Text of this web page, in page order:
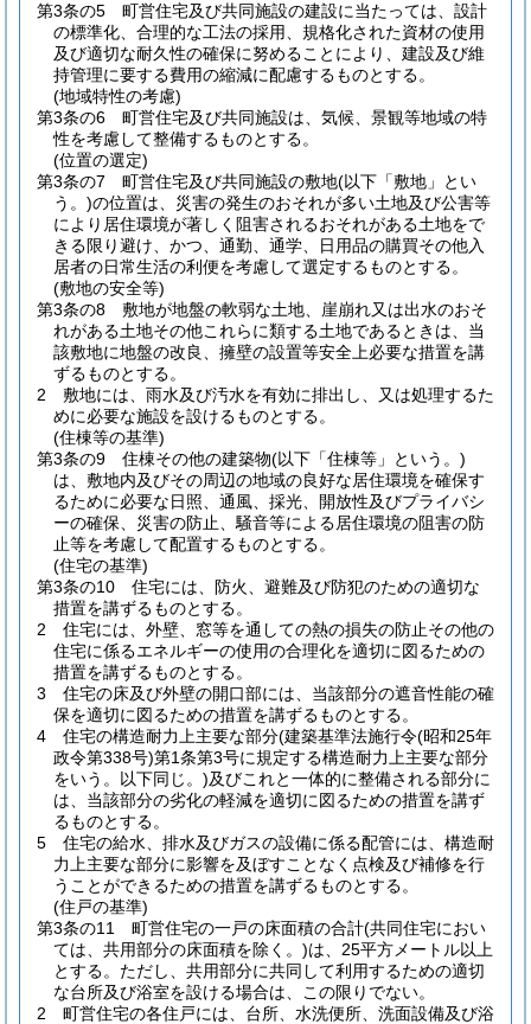
第3条の5
町営住宅及び共同施設の建設に当たっては、設計
の標準化、合理的な工法の採用、規格化された資材の使用
及び適切な耐久性の確保に努めることにより、建設及び維
持管理に要する費用の縮減に配慮するものとする。
(地域特性の考慮)
第3条の6
町営住宅及び共同施設は、気候、景観等地域の特
性を考慮して整備するものとする。
(位置の選定)
第3条の7
町営住宅及び共同施設の敷地(以下「敷地」とい
う。)の位置は、災害の発生のおそれが多い土地及び公害等
により居住環境が著しく阻害されるおそれがある土地をで
きる限り避け、かつ、通勤、通学、日用品の購買その他入
居者の日常生活の利便を考慮して選定するものとする。
(敷地の安全等)
第3条の8
敷地が地盤の軟弱な土地、崖崩れ又は出水のおそ
れがある土地その他これらに類する土地であるときは、当
該敷地に地盤の改良、擁壁の設置等安全上必要な措置を講
ずるものとする。
2
敷地には、雨水及び汚水を有効に排出し、又は処理するた
めに必要な施設を設けるものとする。
(住棟等の基準)
第3条の9
住棟その他の建築物(以下「住棟等」という。)
は、敷地内及びその周辺の地域の良好な居住環境を確保す
るために必要な日照、通風、採光、開放性及びプライバシ
ーの確保、災害の防止、騒音等による居住環境の阻害の防
止等を考慮して配置するものとする。
(住宅の基準)
第3条の10
住宅には、防火、避難及び防犯のための適切な
措置を講ずるものとする。
2
住宅には、外壁、窓等を通しての熱の損失の防止その他の
住宅に係るエネルギーの使用の合理化を適切に図るための
措置を講ずるものとする。
3
住宅の床及び外壁の開口部には、当該部分の遮音性能の確
保を適切に図るための措置を講ずるものとする。
4
住宅の構造耐力上主要な部分(建築基準法施行令(昭和25年
政令第338号)第1条第3号に規定する構造耐力上主要な部分
をいう。以下同じ。)及びこれと一体的に整備される部分に
は、当該部分の劣化の軽減を適切に図るための措置を講ず
るものとする。
5
住宅の給水、排水及びガスの設備に係る配管には、構造耐
力上主要な部分に影響を及ぼすことなく点検及び補修を行
うことができるための措置を講ずるものとする。
(住戸の基準)
第3条の11
町営住宅の一戸の床面積の合計(共同住宅におい
ては、共用部分の床面積を除く。)は、25平方メートル以上
とする。 ただし、共用部分に共同して利用するための適切
な台所及び浴室を設ける場合は、この限りでない。
2
町営住宅の各住戸には、台所、水洗便所、洗面設備及び浴